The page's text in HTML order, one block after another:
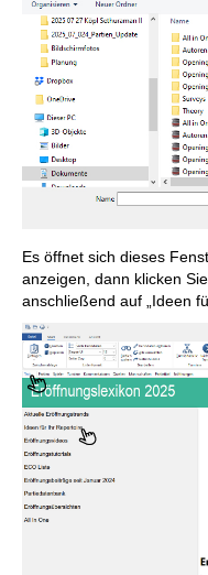
Es öffnet sich dieses
anzeigen, dann klicken
anschließend auf „Ideen